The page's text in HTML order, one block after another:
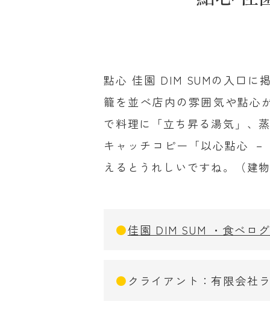
點心 佳園 DIM SUMの入口に
籠を並べ店内の雰囲気や點心
で料理に「立ち昇る湯気」、
キャッチコピー「以心點心
えるとうれしいですね。（建
●佳園 DIM SUM ・食べログ
● クライアント：有限会社